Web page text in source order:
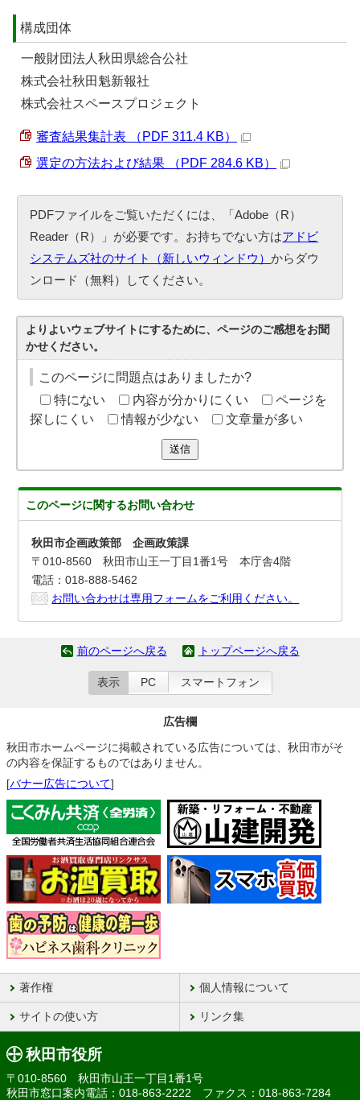
構成団体
一般財団法人秋田県総合公社
株式会社秋田魁新報社
株式会社スペースプロジェクト
審査結果集計表 （PDF 311.4 KB）
選定の方法および結果 （PDF 284.6 KB）
PDFファイルをご覧いただくには、「Adobe（R）
Reader（R）」が必要です。お持ちでない方はアドビ
システムズ社のサイト（新しいウィンドウ）からダウ
ンロード（無料）してください。
よりよいウェブサイトにするために、ページのご感想をお聞
かせください。
このページに問題点はありましたか?
特にない
内容が分かりにくい
ページを
探しにくい
情報が少ない 文章量が多い
送信
このページに関するお問い合わせ
秋田市企画政策部 企画政策課
〒010-8560 秋田市山王一丁目1番1号 本庁舎4階
電話：018-888-5462
お問い合わせは専用フォームをご利用ください。
前のページへ戻る トップページへ戻る
表示 PC スマートフォン
広告欄
秋田市ホームページに掲載されている広告については、秋田市がそ
の内容を保証するものではありません。
[バナー広告について]
著作権 個人情報について
サイトの使い方 リンク集
秋田市役所
〒010-8560 秋田市山王一丁目1番1号
秋田市窓口案内電話：018-863-2222 ファクス：018-863-7284